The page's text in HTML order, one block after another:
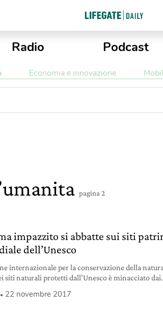
Radio Podcast
Economia e innovazione
pagina 2
impazzito si abbatte sui siti
dell’Unesco
internazionale per la conservazione della
siti naturali protetti dall’Unesco è minacciato dai
22 novembre 2017